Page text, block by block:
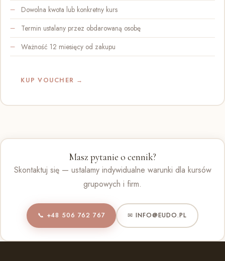
Dowolna kwota lub konkretny kurs
Termin ustalany przez obdarowaną osobę
Ważność 12 miesięcy od zakupu
KUP VOUCHER →
Masz pytanie o cennik?
Skontaktuj się — ustalamy indywidualne warunki dla kursów
grupowych i firm.
📞 +48 506 762 767 ✉ INFO@EUDO.PL